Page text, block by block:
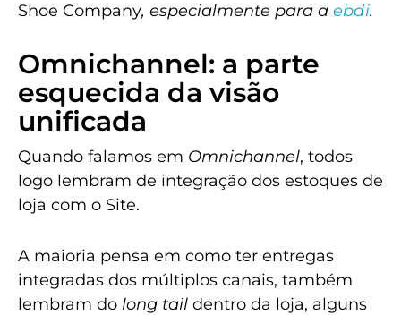
Shoe Company, especialmente para a ebdi.
Omnichannel: a parte
esquecida da visão
unificada
Quando falamos em Omnichannel, todos
logo lembram de integração dos estoques de
loja com o Site.
A maioria pensa em como ter entregas
integradas dos múltiplos canais, também
lembram do long tail dentro da loja, alguns